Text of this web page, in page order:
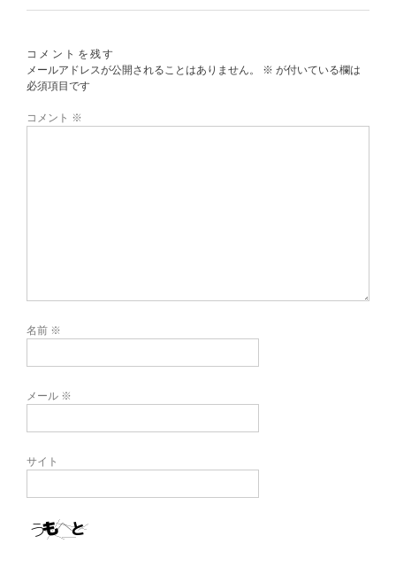
コメントを残す
メールアドレスが公開されることはありません。
※ が付いている欄は
必須項目です
コメント ※
名前 ※
メール ※
サイト